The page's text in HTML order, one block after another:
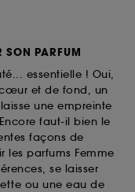
SON PARFUM
essentielle ! Oui,
et de fond, un
une empreinte
faut-il bien le
façons de
les parfums Femme
se laisser
ou une eau de